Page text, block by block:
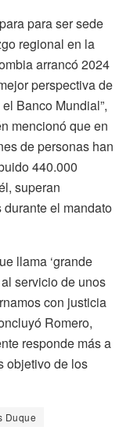
para ser sede
regional en la
arrancó 2024
perspectiva de
Banco Mundial”,
mencionó que en
de personas han
440.000
superan
el mandato
llama ‘grande
servicio de unos
con justicia
Romero,
responde más a
objetivo de los
Duque